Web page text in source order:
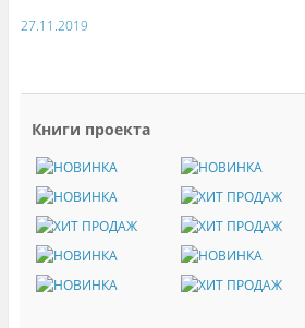
27.11.2019
Книги проекта